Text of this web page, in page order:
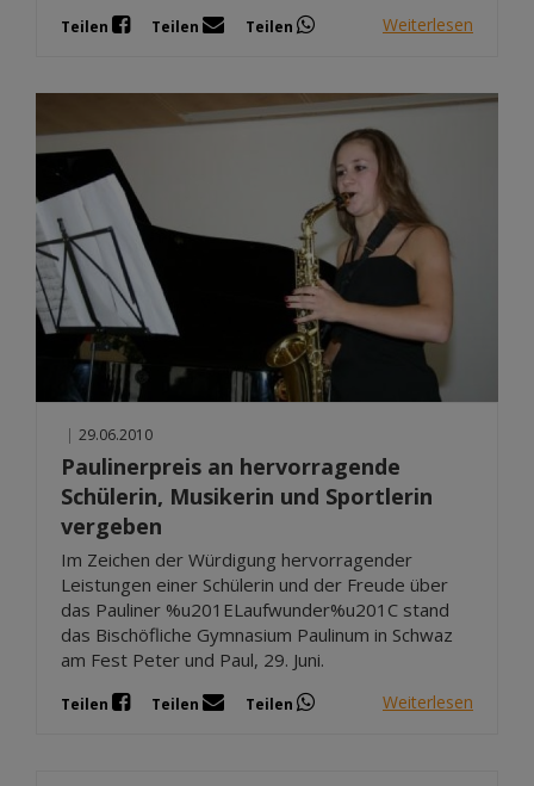
Teilen Teilen Teilen Weiterlesen
| 29.06.2010
Paulinerpreis an hervorragende
Schülerin, Musikerin und Sportlerin
vergeben
Im Zeichen der Würdigung hervorragender
Leistungen einer Schülerin und der Freude über
das Pauliner %u201ELaufwunder%u201C stand
das Bischöfliche Gymnasium Paulinum in Schwaz
am Fest Peter und Paul, 29. Juni.
Teilen Teilen Teilen Weiterlesen